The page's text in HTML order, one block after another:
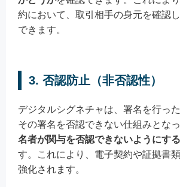
約において、取引相手の身元を確認
できます。
3. 否認防止（非否認性）
デジタルシグネチャは、署名を行っ
その署名を否認できない仕組みとなっ
名者が関与を否認できないようにする
す。これにより、電子契約や証拠書
強化されます。